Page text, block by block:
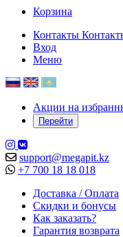
Корзина
Контакты
Вход
Меню
Акции на
Перейти
support@megapit.kz
+7 700 18 18 018
Доставка / Оплата
Скидки и бонусы
Как заказать?
Гарантия возврата